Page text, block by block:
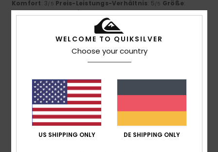
Komfort: 3/5 Preis-Leistungs-Verhältnis: 5/5 Größe:
Perfekte GrößeMaterial: 3 Farbe: 4
Ich empfehle dieses Produkt
5/5
18. Juli 2026
Verifizierter Kauf
Schön und bequem
Original anzeigen - Italiano
Komfort: 5/5 Preis-Leistungs-Verhältnis: 5/5 Größe: Zu
Material: 5/5 Farbe: 5
WELCOME TO QUIKSILVER
Choose your country
US SHIPPING ONLY DE SHIPPING ONLY